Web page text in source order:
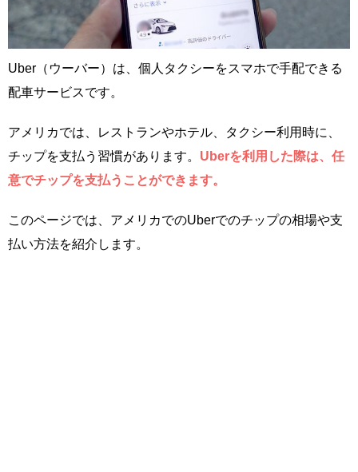
Uber（ウーバー）は、個人タクシーをスマホで手配できる
配車サービスです。
アメリカでは、レストランやホテル、タクシー利用時に、
チップを支払う習慣があります。 Uberを利用した際は、任
意でチップを支払うことができます。
このページでは、アメリカでのUberでのチップの相場や支
払い方法を紹介します。